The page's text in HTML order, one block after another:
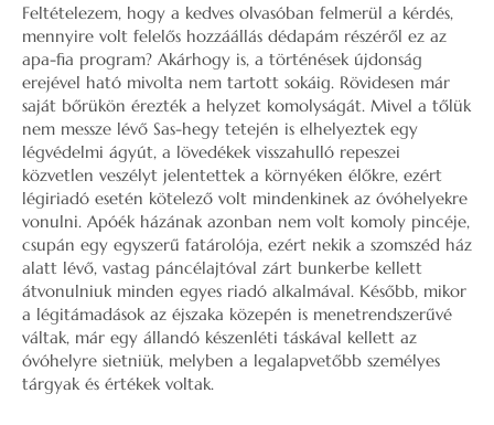
Feltételezem, hogy a kedves olvasóban felmerül a kérdés,
mennyire volt felelős hozzáállás dédapám részéről ez az
apa-fia program? Akárhogy is, a történések újdonság
erejével ható mivolta nem tartott sokáig. Rövidesen már
saját bőrükön érezték a helyzet komolyságát. Mivel a tőlük
nem messze lévő Sas-hegy tetején is elhelyeztek egy
légvédelmi ágyút, a lövedékek visszahulló repeszei
közvetlen veszélyt jelentettek a környéken élőkre, ezért
légiriadó esetén kötelező volt mindenkinek az óvóhelyekre
vonulni. Apóék házának azonban nem volt komoly pincéje,
csupán egy egyszerű fatárolója, ezért nekik a szomszéd ház
alatt lévő, vastag páncélajtóval zárt bunkerbe kellett
átvonulniuk minden egyes riadó alkalmával. Később, mikor
a légitámadások az éjszaka közepén is menetrendszerűvé
váltak, már egy állandó készenléti táskával kellett az
óvóhelyre sietniük, melyben a legalapvetőbb személyes
tárgyak és értékek voltak.